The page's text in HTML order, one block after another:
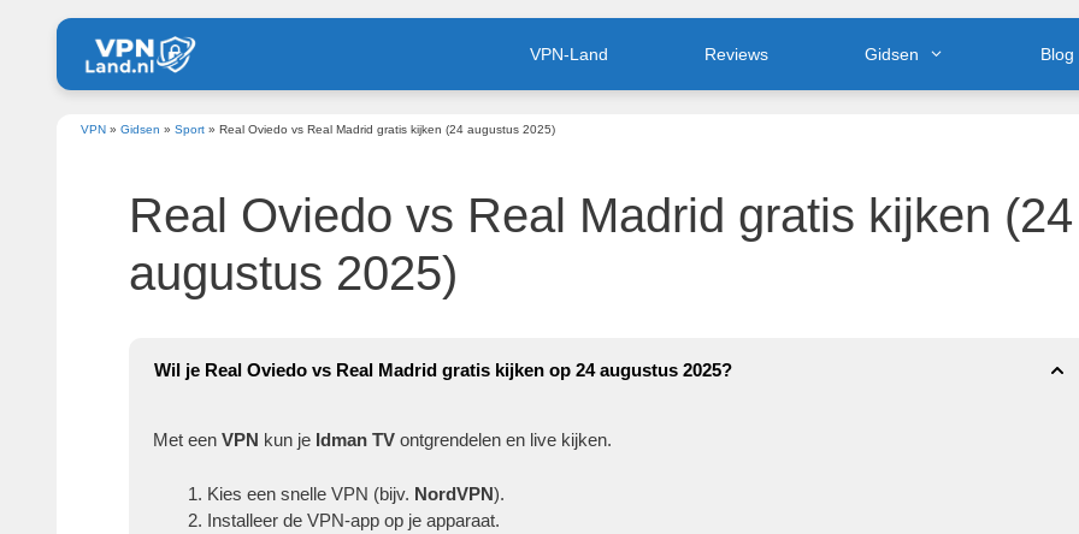
VPN-Land Reviews Gidsen Blog
VPN » Gidsen » Sport » Real Oviedo vs Real Madrid gratis kijken (24 augustus 2025)
Real Oviedo vs Real Madrid gratis kijken (24
augustus 2025)
Wil je Real Oviedo vs Real Madrid gratis kijken op 24 augustus 2025?
Met een VPN kun je Idman TV ontgrendelen en live kijken.
Kies een snelle VPN (bijv. NordVPN).
Installeer de VPN-app op je apparaat.